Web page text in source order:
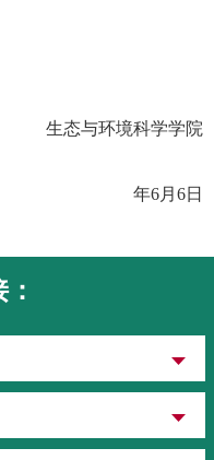
生态与环境科学学院
年6月6日